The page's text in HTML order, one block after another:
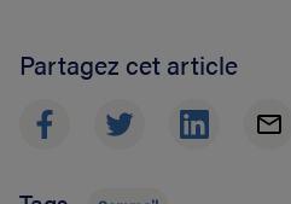
Partagez cet article